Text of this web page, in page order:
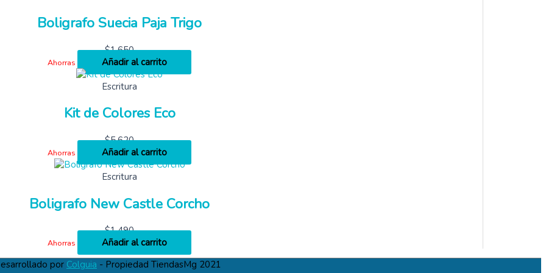
Boligrafo Suecia Paja Trigo
$1,650
Ahorras
Añadir al carrito
Escritura
Kit de Colores Eco
$5,620
Ahorras
Añadir al carrito
Escritura
Boligrafo New Castle Corcho
$1,490
Ahorras
Añadir al carrito
por Colguia - Propiedad TiendasMg 2021